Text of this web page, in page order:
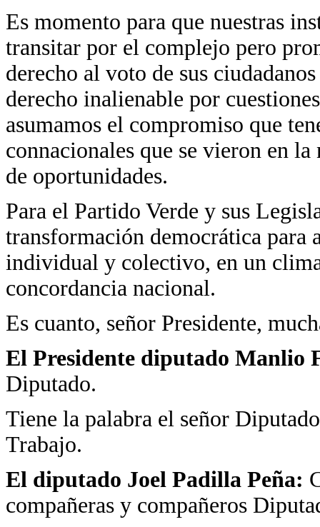
Es momento para que nuestras
transitar por el complejo pero
derecho al voto de sus
derecho inalienable por
asumamos el compromiso que
connacionales que se vieron en
de oportunidades.
Para el Partido Verde y sus
transformación democrática para
individual y colectivo, en un
concordancia nacional.
Es cuanto, señor Presidente,
El Presidente diputado Manlio
Diputado.
Tiene la palabra el señor
Trabajo.
El diputado Joel Padilla Peña:
compañeras y compañeros